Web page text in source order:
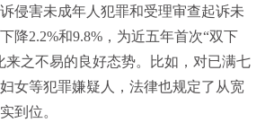
侵害未成年人犯罪和受理审查起诉未
降2.2%和9.8%，为近五年首次“双下
来之不易的良好态势。比如，对已满七
女等犯罪嫌疑人，法律也规定了从宽
到位。